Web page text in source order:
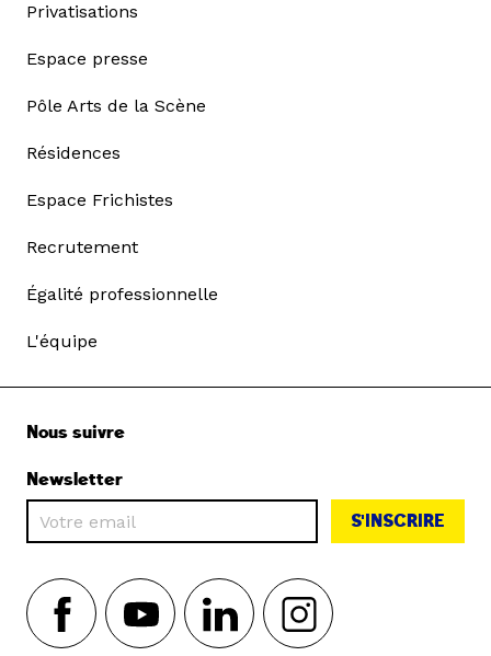
Privatisations
Espace presse
Pôle Arts de la Scène
Résidences
Espace Frichistes
Recrutement
Égalité professionnelle
L'équipe
Nous suivre
Newsletter
S'INSCRIRE